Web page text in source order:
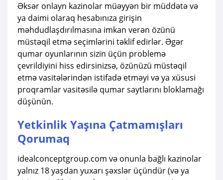
Əksər onlayn kazinolar müəyyən bir müddətə və
ya daimi olaraq hesabınıza girişin
məhdudlaşdırılmasına imkan verən özünü
müstəqil etmə seçimlərini təklif edirlər. Əgər
qumar oyunlarının sizin üçün problemə
çevrildiyini hiss edirsinizsə, özünüzü müstəqil
etmə vasitələrindən istifadə etməyi və ya xüsusi
proqramlar vasitəsilə qumar saytlarını bloklamağı
düşünün.
Yetkinlik Yaşına Çatmamışları
Qorumaq
idealconceptgroup.com və onunla bağlı kazinolar
yalnız 18 yaşdan yuxarı şəxslər üçündür (və ya